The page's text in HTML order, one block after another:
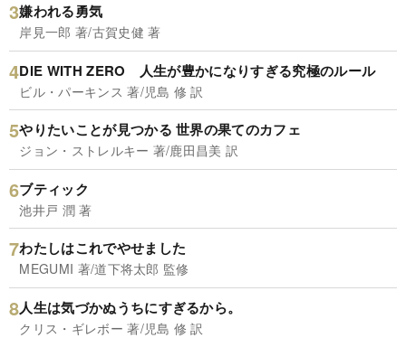
嫌われる勇気
岸見一郎 著/古賀史健 著
DIE WITH ZERO 人生が豊かになりすぎる究極のルール
ビル・パーキンス 著/児島 修 訳
やりたいことが見つかる 世界の果てのカフェ
ジョン・ストレルキー 著/鹿田昌美 訳
ブティック
池井戸 潤 著
わたしはこれでやせました
MEGUMI 著/道下将太郎 監修
人生は気づかぬうちにすぎるから。
クリス・ギレボー 著/児島 修 訳